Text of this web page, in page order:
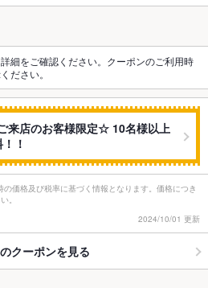
細をご確認ください。クーポンのご利用時
ださい。
来店のお客様限定☆ 10名様以上
！
価格及び税率に基づく情報となります。価格につき
。
2024/10/01 更新
クーポンを見る